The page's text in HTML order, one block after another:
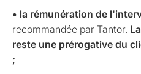
• la rémunération de
recommandée par Tantor.
reste une prérogative du
;